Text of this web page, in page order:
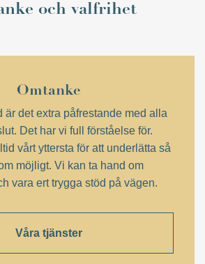
och valfrihet
Omtanke
är det extra påfrestande med alla
Det har vi full förståelse för.
vårt yttersta för att underlätta så
möjligt. Vi kan ta hand om
vara ert trygga stöd på vägen.
Våra tjänster